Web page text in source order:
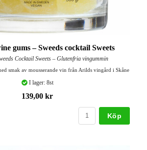
gums – Sweeds cocktail Sweets
Cocktail Sweets – Glutenfria vingummin
smak av mousserande vin från Arilds vingård i Skåne
I lager: 8st
139,00 kr
Köp